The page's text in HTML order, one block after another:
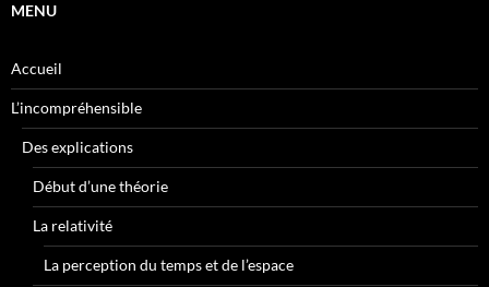
MENU
Accueil
L’incompréhensible
Des explications
Début d’une théorie
La relativité
La perception du temps et de l’espace